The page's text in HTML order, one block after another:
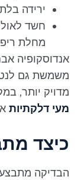
ירידה
חשד
מחלת
אנדוסקופיה
משמשת גם
מדויק יותר,
מעי דלקתיותאו
כיצד
הבדיקה